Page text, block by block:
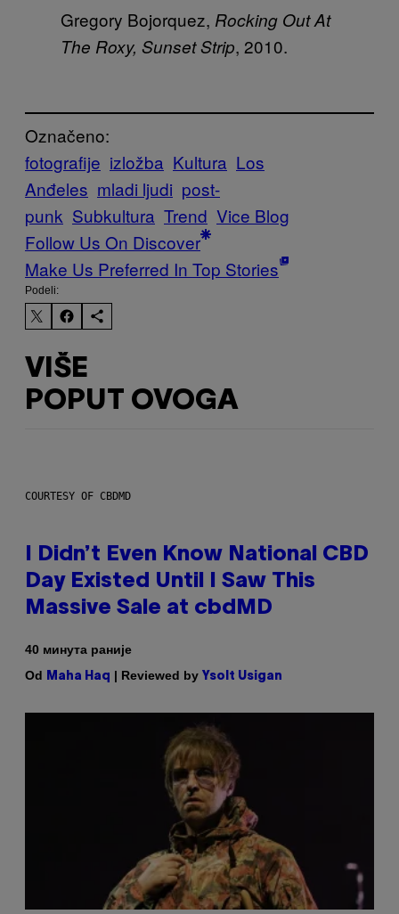
Gregory Bojorquez, Rocking Out At
The Roxy, Sunset Strip, 2010.
Označeno:
fotografije izložba Kultura Los
Anđeles mladi ljudi post-
punk Subkultura Trend Vice Blog
Follow Us On Discover
Make Us Preferred In Top Stories
Podeli:
VIŠE
POPUT OVOGA
COURTESY OF CBDMD
I Didn’t Even Know National CBD
Day Existed Until I Saw This
Massive Sale at cbdMD
40 минута раније
Od
Maha Haq | Reviewed by Ysolt Usigan